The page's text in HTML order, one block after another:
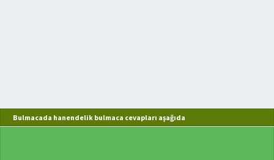
Bulmacada hanendelik bulmaca cevapları aşağıda